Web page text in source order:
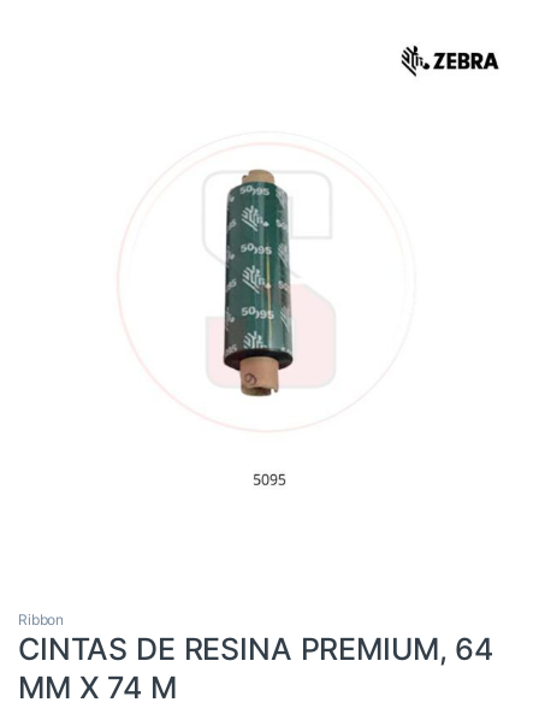
Ribbon
CINTAS DE RESINA PREMIUM, 64
MM X 74 M